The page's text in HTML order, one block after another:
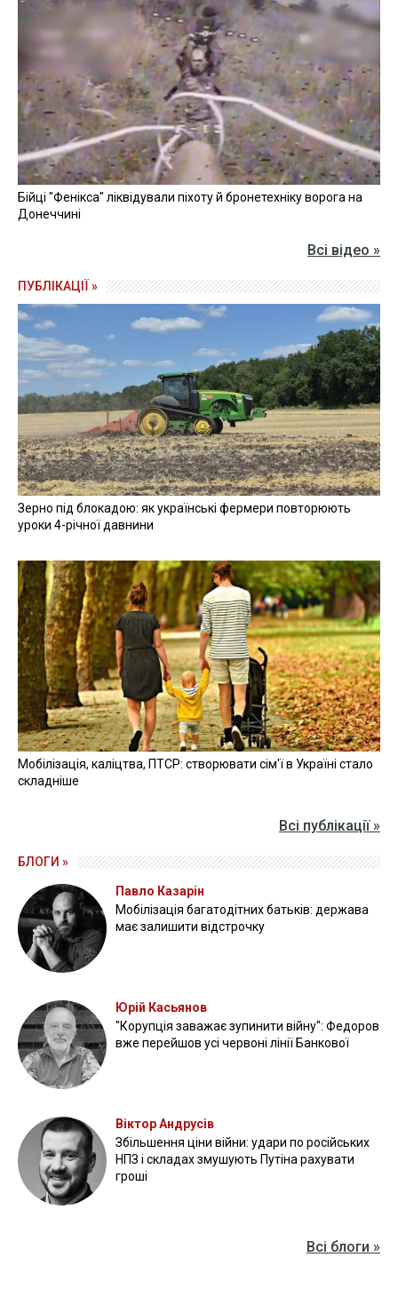
Бійці "Фенікса" ліквідували піхоту й бронетехніку ворога на
Донеччині
Всі відео »
ПУБЛІКАЦІЇ »
Зерно під блокадою: як українські фермери повторюють
уроки 4-річної давнини
Мобілізація, каліцтва, ПТСР: створювати сім'ї в Україні стало
складніше
Всі публікації »
БЛОГИ »
Павло Казарін
Мобілізація багатодітних батьків: держава
має залишити відстрочку
Юрій Касьянов
"Корупція заважає зупинити війну": Федоров
вже перейшов усі червоні лінії Банкової
Віктор Андрусів
Збільшення ціни війни: удари по російських
НПЗ і складах змушують Путіна рахувати
гроші
Всі блоги »